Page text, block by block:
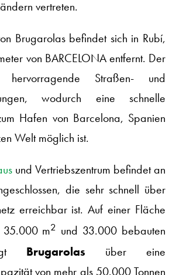
vertreten.
Brugarolas befindet sich in Rubí,
von BARCELONA entfernt. Der
Straßen- und
wodurch eine schnelle
Hafen von Barcelona, Spanien
Welt möglich ist.
und Vertriebszentrum befindet an
die sehr schnell über
erreichbar ist. Auf einer Fläche
35.000 m2 und 33.000 bebauten
Brugarolas über eine
von mehr als 50.000 Tonnen